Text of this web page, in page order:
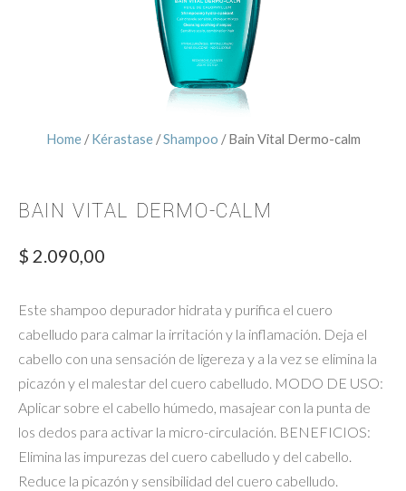
Home/Kérastase/Shampoo / Bain Vital Dermo-calm
BAIN VITAL DERMO-CALM
$ 2.090,00
Este shampoo depurador hidrata y purifica el cuero
cabelludo para calmar la irritación y la inflamación. Deja el
cabello con una sensación de ligereza y a la vez se elimina la
picazón y el malestar del cuero cabelludo. MODO DE USO:
Aplicar sobre el cabello húmedo, masajear con la punta de
los dedos para activar la micro-circulación. BENEFICIOS:
Elimina las impurezas del cuero cabelludo y del cabello.
Reduce la picazón y sensibilidad del cuero cabelludo.